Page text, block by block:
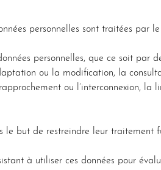
personnelles sont traitées par
personnelles, que ce soit par
ou la modification, la
ou l’interconnexion, la
le but de restreindre leur traitement
à utiliser ces données pour